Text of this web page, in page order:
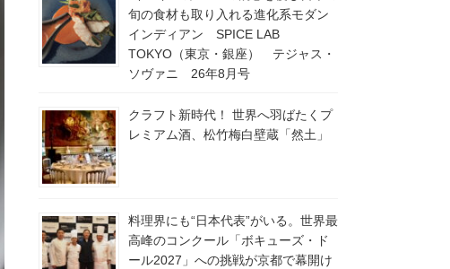
旬の食材も取り入れる進化系モダン
インディアン SPICE LAB
TOKYO（東京・銀座） テジャス・
ソヴァニ 26年8月号
クラフト新時代！ 世界へ羽ばたくプ
レミアム酒、松竹梅白壁蔵「然土」
料理界にも“日本代表”がいる。世界最
高峰のコンクール「ボキューズ・ド
ール2027」への挑戦が京都で幕開け